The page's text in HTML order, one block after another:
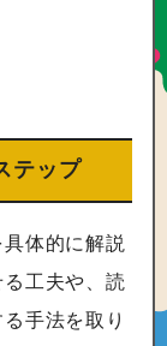
テップ
体的に解説
工夫や、読
手法を取り